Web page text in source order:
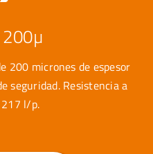
200 micrones de espesor
seguridad. Resistencia a
l/p.